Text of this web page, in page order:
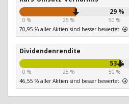
29 %
0 % 25 % 50 %
70,95 % aller Aktien sind besser bewertet.
Dividendenrendite
53 %
0 % 25 % 50 %
46,55 % aller Aktien sind besser bewertet.